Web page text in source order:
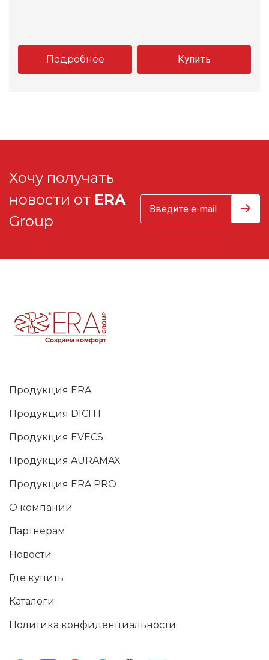
Подробнее Купить
Хочу получать
новости от ERA
Group
Продукция ERA
Продукция DICITI
Продукция EVECS
Продукция AURAMAX
Продукция ERA PRO
О компании
Партнерам
Новости
Где купить
Каталоги
Политика конфиденциальности